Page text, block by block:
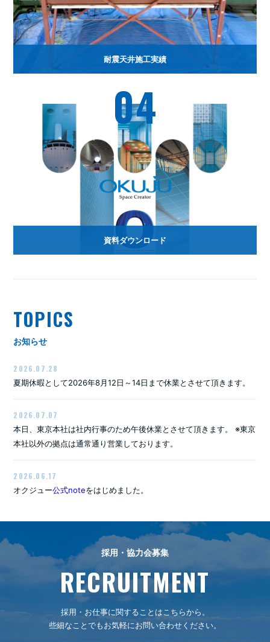
耐震天井施工実績
資料ダウンロード
04
TOPICS
お知らせ
2026.07.28
夏期休暇として2026年8月12日～14日まで休業とさせて頂きます。
2026.07.07
本日、東京本社は社内行事のため午後休業とさせて頂きます。 ※東京
本社以外の拠点は通常通り営業しております。
2026.06.17
オクジュー公式noteをはじめました。
採用・協力会募集
RECRUITMENT
採用・お仕事に関することはこちらから。
些細なことでもお気軽にお問い合わせください。